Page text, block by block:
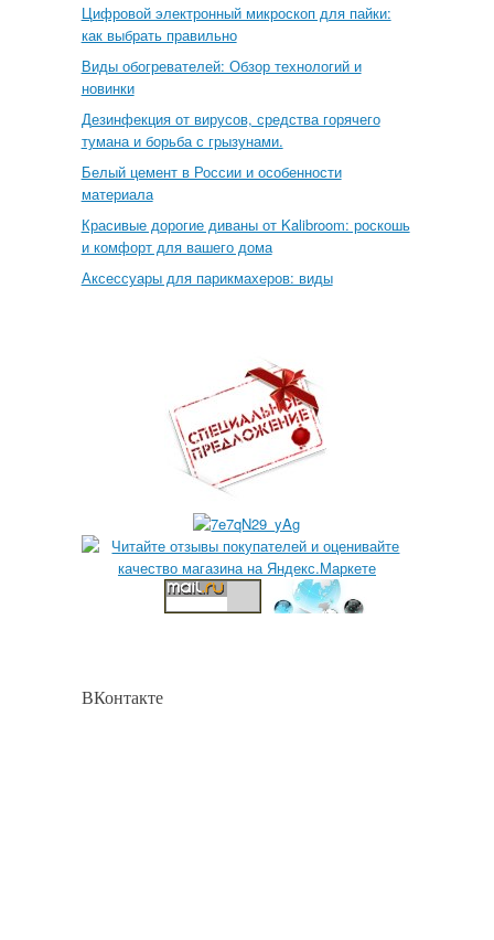
Цифровой электронный микроскоп для пайки:
как выбрать правильно
Виды обогревателей: Обзор технологий и
новинки
Дезинфекция от вирусов, средства горячего
тумана и борьба с грызунами.
Белый цемент в России и особенности
материала
Красивые дорогие диваны от Kalibroom: роскошь
и комфорт для вашего дома
Аксессуары для парикмахеров: виды
ВКонтакте